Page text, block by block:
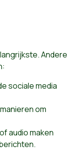
Andere
sociale media
om
audio maken